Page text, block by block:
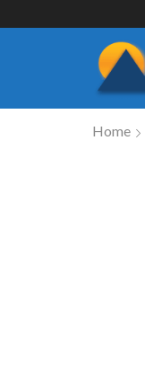
Home